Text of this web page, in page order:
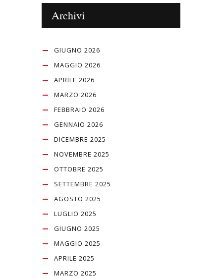
Archivi
GIUGNO 2026
MAGGIO 2026
APRILE 2026
MARZO 2026
FEBBRAIO 2026
GENNAIO 2026
DICEMBRE 2025
NOVEMBRE 2025
OTTOBRE 2025
SETTEMBRE 2025
AGOSTO 2025
LUGLIO 2025
GIUGNO 2025
MAGGIO 2025
APRILE 2025
MARZO 2025